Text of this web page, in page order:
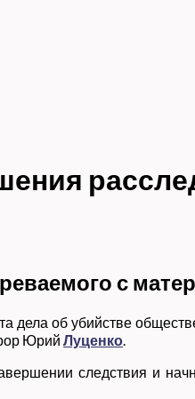
с
дела об убийстве
Юрий Луценко.
следствия и